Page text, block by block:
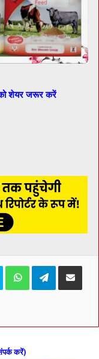
शेयर जरूर करें
Skype WhatsAppTelegramShare via
करें)